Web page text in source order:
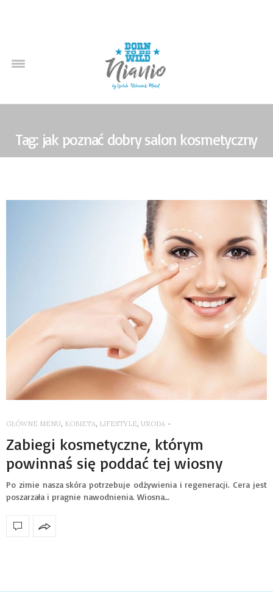
Tag: jak poznać dobry salon kosmetyczny
GŁÓWNE MENU, KOBIETA, LIFESTYLE, URODA -
Zabiegi kosmetyczne, którym
powinnaś się poddać tej wiosny
Po zimie nasza skóra potrzebuje odżywienia i regeneracji. Cera jest
poszarzała i pragnie nawodnienia. Wiosna…